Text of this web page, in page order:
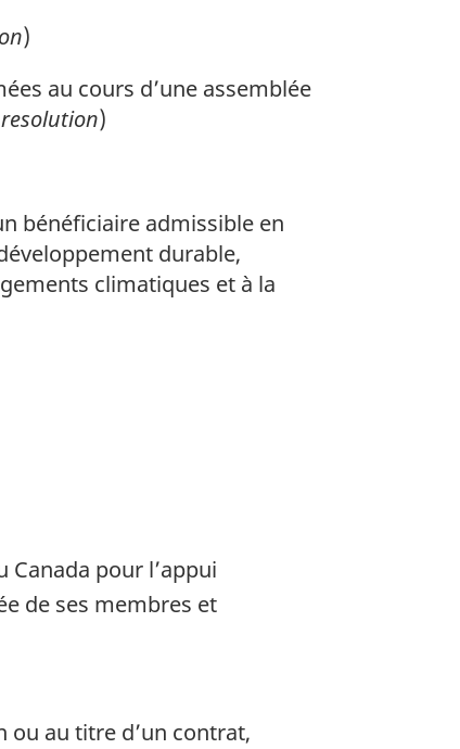
)
au cours d’une assemblée
)
bénéficiaire admissible en
durable,
climatiques et à la
pour l’appui
de ses membres et
ou au titre d’un contrat,